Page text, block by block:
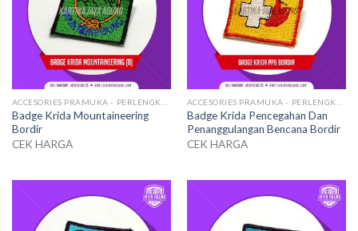
ACCESORIES PRAMUKA - PERLENGKAPAN SERAGAM
Badge Krida Mountaineering
Bordir
CEK HARGA
ACCESORIES PRAMUKA - PERLENGKAPAN SERAGAM
Badge Krida Pencegahan Dan
Penanggulangan Bencana Bordir
CEK HARGA